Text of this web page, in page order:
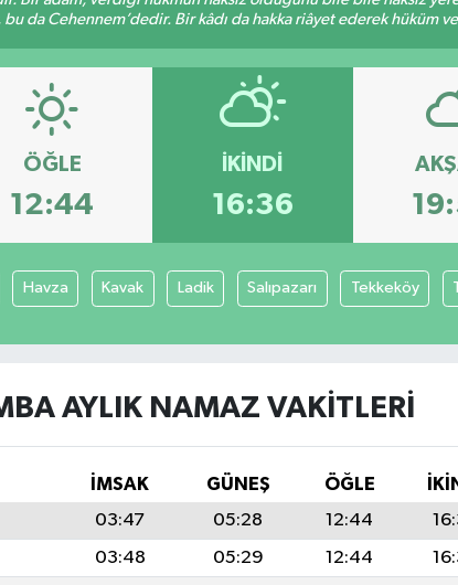
bu da Cehennem’dedir. Bir kâdı da hakka riâyet ederek hüküm
ÖĞLE
12:44
İKINDI
16:36
Havza Kavak Ladik Salıpazarı Tekkeköy
AYLIK NAMAZ VAKITLERI
İMSAK GÜNEŞ ÖĞLE
03:47 05:28 12:44
03:48 05:29 12:44